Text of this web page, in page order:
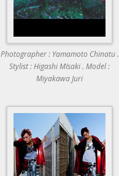
Photographer : Yamamoto Chinatu .
Stylist : Higashi MIsaki . Model :
Miyakawa Juri